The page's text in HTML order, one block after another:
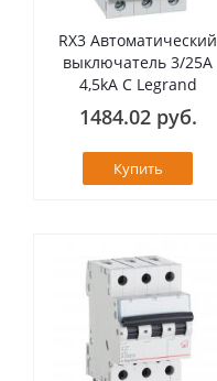
RX3 Автоматический
выключатель 3/25А
4,5kA C Legrand
1484.02 руб.
Купить